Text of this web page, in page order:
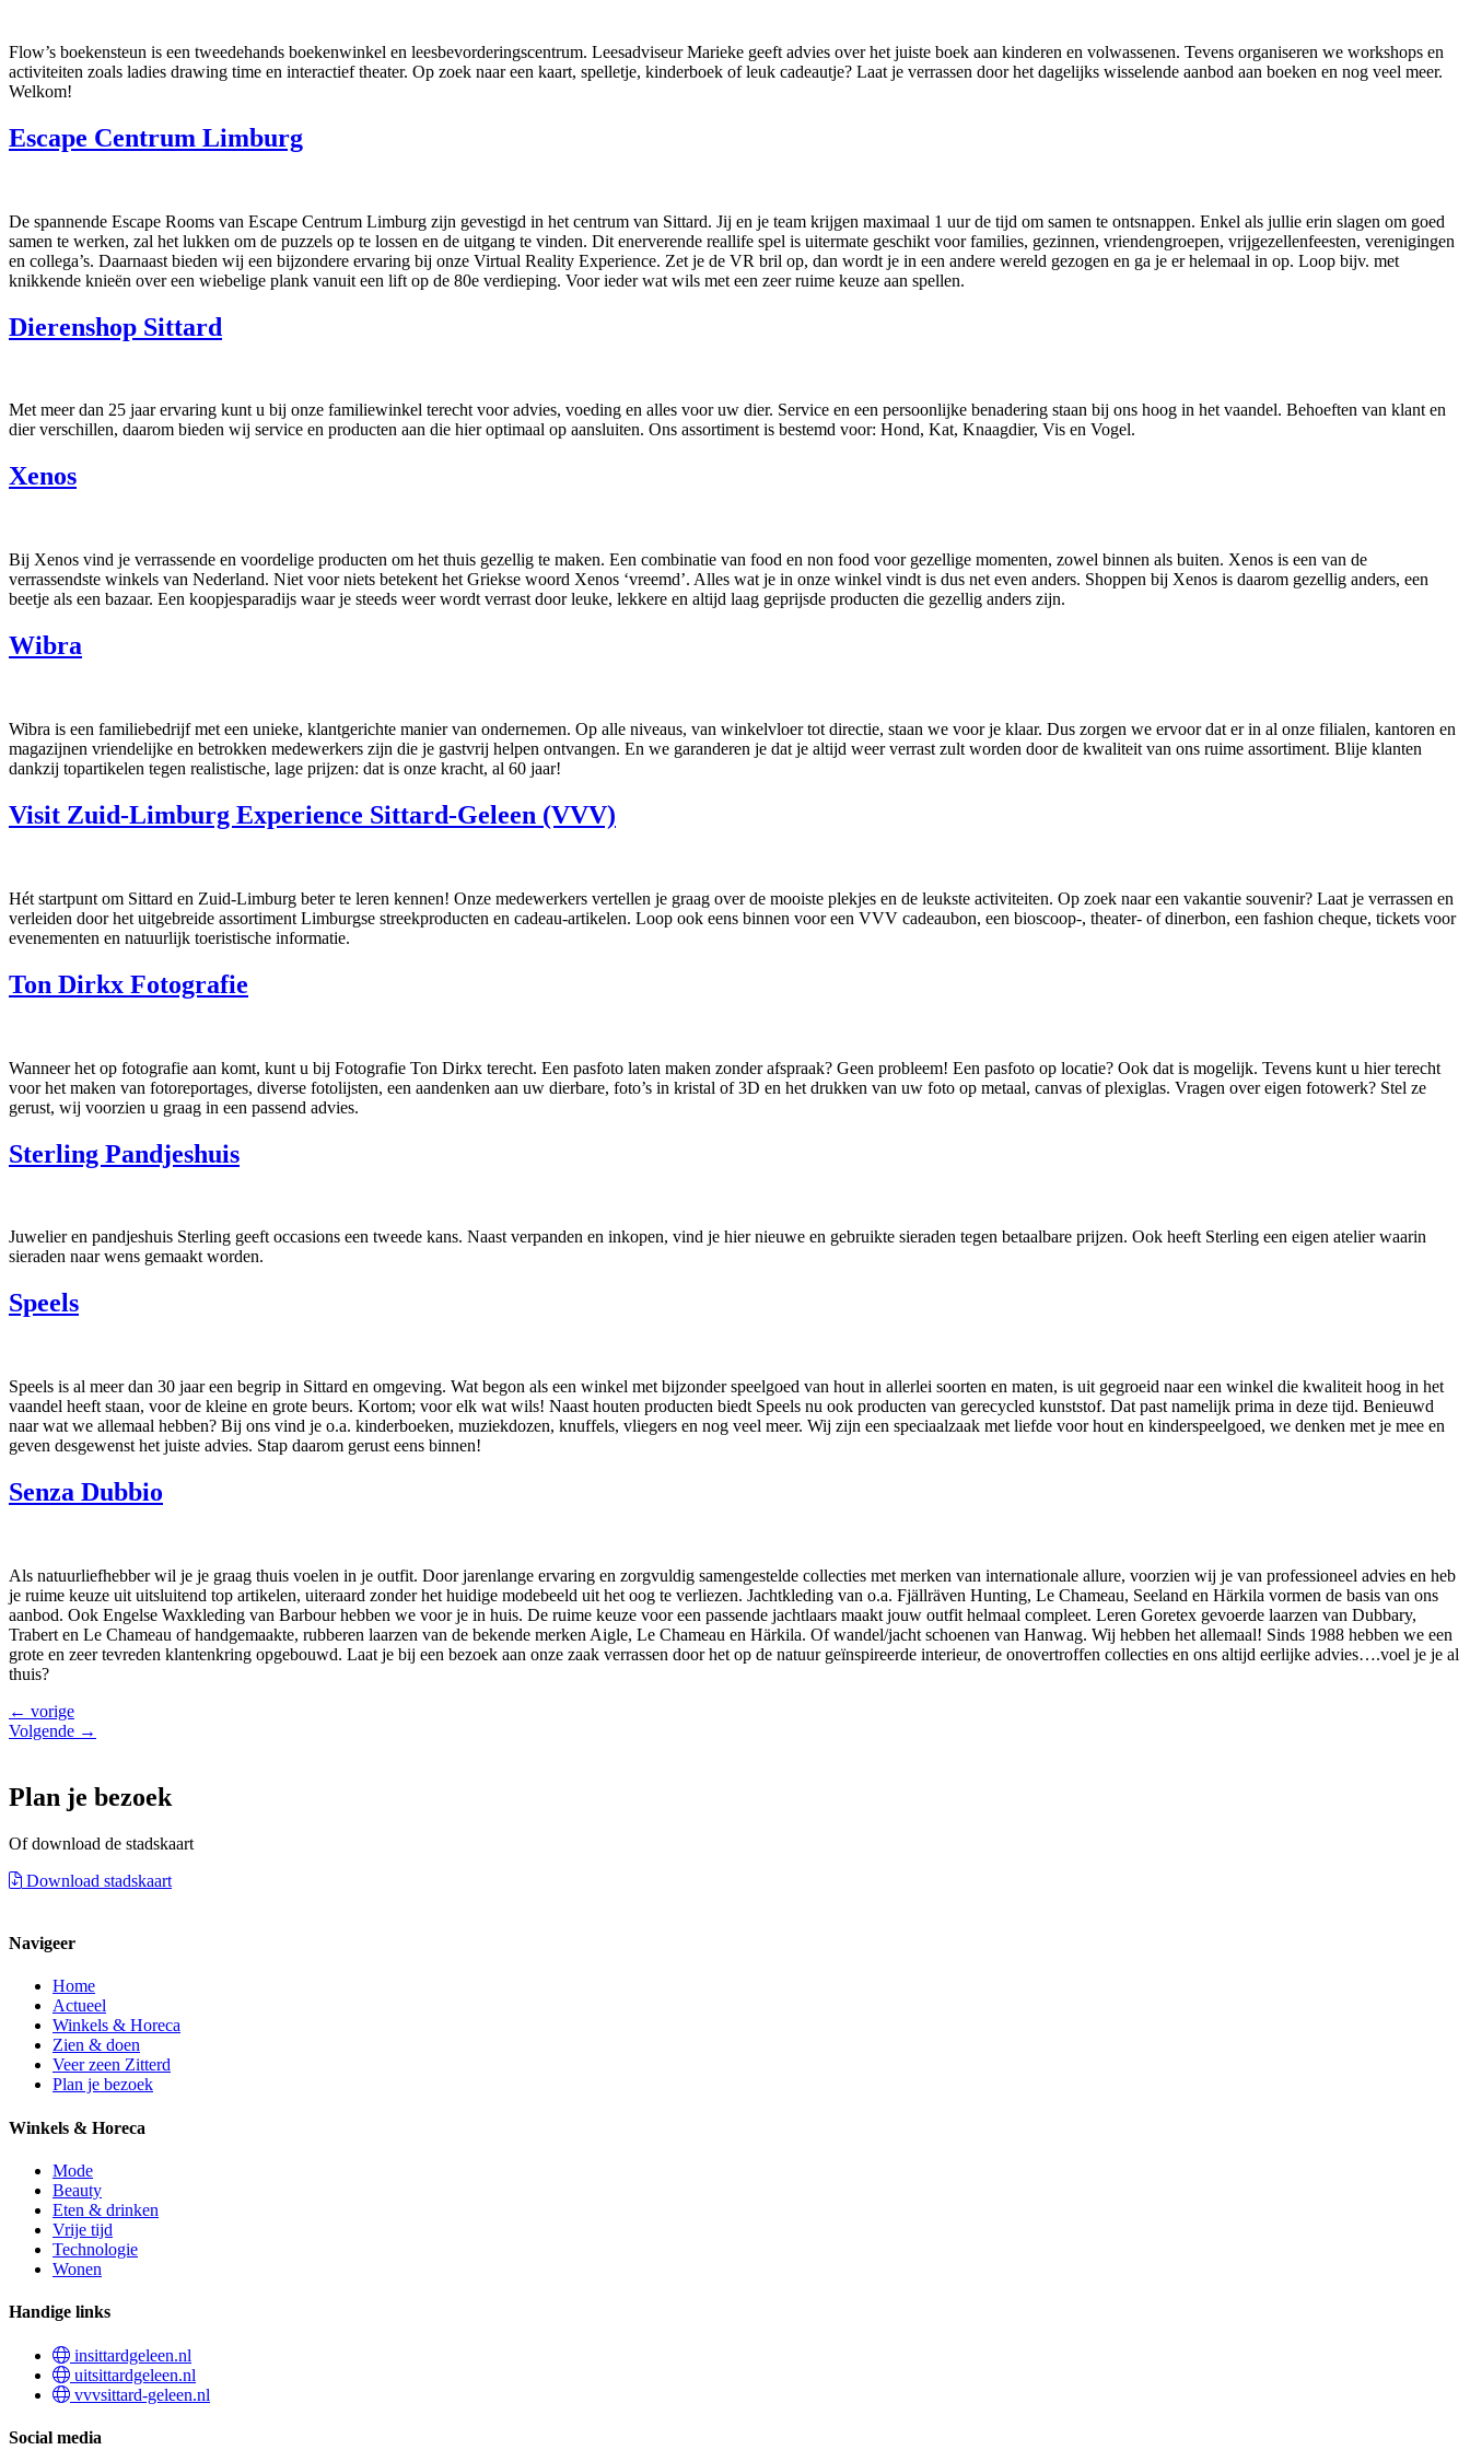
Flow’s boekensteun is een tweedehands boekenwinkel en leesbevorderingscentrum. Leesadviseur Marieke geeft advies over het juiste boek aan kinderen en volwassenen. Tevens organiseren we workshops en
activiteiten zoals ladies drawing time en interactief theater. Op zoek naar een kaart, spelletje, kinderboek of leuk cadeautje? Laat je verrassen door het dagelijks wisselende aanbod aan boeken en nog veel meer.
Welkom!
Escape Centrum Limburg
De spannende Escape Rooms van Escape Centrum Limburg zijn gevestigd in het centrum van Sittard. Jij en je team krijgen maximaal 1 uur de tijd om samen te ontsnappen. Enkel als jullie erin slagen om goed
samen te werken, zal het lukken om de puzzels op te lossen en de uitgang te vinden. Dit enerverende reallife spel is uitermate geschikt voor families, gezinnen, vriendengroepen, vrijgezellenfeesten, verenigingen
en collega’s. Daarnaast bieden wij een bijzondere ervaring bij onze Virtual Reality Experience. Zet je de VR bril op, dan wordt je in een andere wereld gezogen en ga je er helemaal in op. Loop bijv. met
knikkende knieën over een wiebelige plank vanuit een lift op de 80e verdieping. Voor ieder wat wils met een zeer ruime keuze aan spellen.
Dierenshop Sittard
Met meer dan 25 jaar ervaring kunt u bij onze familiewinkel terecht voor advies, voeding en alles voor uw dier. Service en een persoonlijke benadering staan bij ons hoog in het vaandel. Behoeften van klant en
dier verschillen, daarom bieden wij service en producten aan die hier optimaal op aansluiten. Ons assortiment is bestemd voor: Hond, Kat, Knaagdier, Vis en Vogel.
Xenos
Bij Xenos vind je verrassende en voordelige producten om het thuis gezellig te maken. Een combinatie van food en non food voor gezellige momenten, zowel binnen als buiten. Xenos is een van de
verrassendste winkels van Nederland. Niet voor niets betekent het Griekse woord Xenos ‘vreemd’. Alles wat je in onze winkel vindt is dus net even anders. Shoppen bij Xenos is daarom gezellig anders, een
beetje als een bazaar. Een koopjesparadijs waar je steeds weer wordt verrast door leuke, lekkere en altijd laag geprijsde producten die gezellig anders zijn.
Wibra
Wibra is een familiebedrijf met een unieke, klantgerichte manier van ondernemen. Op alle niveaus, van winkelvloer tot directie, staan we voor je klaar. Dus zorgen we ervoor dat er in al onze filialen, kantoren en
magazijnen vriendelijke en betrokken medewerkers zijn die je gastvrij helpen ontvangen. En we garanderen je dat je altijd weer verrast zult worden door de kwaliteit van ons ruime assortiment. Blije klanten
dankzij topartikelen tegen realistische, lage prijzen: dat is onze kracht, al 60 jaar!
Visit Zuid-Limburg Experience Sittard-Geleen (VVV)
Hét startpunt om Sittard en Zuid-Limburg beter te leren kennen! Onze medewerkers vertellen je graag over de mooiste plekjes en de leukste activiteiten. Op zoek naar een vakantie souvenir? Laat je verrassen en
verleiden door het uitgebreide assortiment Limburgse streekproducten en cadeau-artikelen. Loop ook eens binnen voor een VVV cadeaubon, een bioscoop-, theater- of dinerbon, een fashion cheque, tickets voor
evenementen en natuurlijk toeristische informatie.
Ton Dirkx Fotografie
Wanneer het op fotografie aan komt, kunt u bij Fotografie Ton Dirkx terecht. Een pasfoto laten maken zonder afspraak? Geen probleem! Een pasfoto op locatie? Ook dat is mogelijk. Tevens kunt u hier terecht
voor het maken van fotoreportages, diverse fotolijsten, een aandenken aan uw dierbare, foto’s in kristal of 3D en het drukken van uw foto op metaal, canvas of plexiglas. Vragen over eigen fotowerk? Stel ze
gerust, wij voorzien u graag in een passend advies.
Sterling Pandjeshuis
Juwelier en pandjeshuis Sterling geeft occasions een tweede kans. Naast verpanden en inkopen, vind je hier nieuwe en gebruikte sieraden tegen betaalbare prijzen. Ook heeft Sterling een eigen atelier waarin
sieraden naar wens gemaakt worden.
Speels
Speels is al meer dan 30 jaar een begrip in Sittard en omgeving. Wat begon als een winkel met bijzonder speelgoed van hout in allerlei soorten en maten, is uit gegroeid naar een winkel die kwaliteit hoog in het
vaandel heeft staan, voor de kleine en grote beurs. Kortom; voor elk wat wils! Naast houten producten biedt Speels nu ook producten van gerecycled kunststof. Dat past namelijk prima in deze tijd. Benieuwd
naar wat we allemaal hebben? Bij ons vind je o.a. kinderboeken, muziekdozen, knuffels, vliegers en nog veel meer. Wij zijn een speciaalzaak met liefde voor hout en kinderspeelgoed, we denken met je mee en
geven desgewenst het juiste advies. Stap daarom gerust eens binnen!
Senza Dubbio
Als natuurliefhebber wil je je graag thuis voelen in je outfit. Door jarenlange ervaring en zorgvuldig samengestelde collecties met merken van internationale allure, voorzien wij je van professioneel advies en heb
je ruime keuze uit uitsluitend top artikelen, uiteraard zonder het huidige modebeeld uit het oog te verliezen. Jachtkleding van o.a. Fjällräven Hunting, Le Chameau, Seeland en Härkila vormen de basis van ons
aanbod. Ook Engelse Waxkleding van Barbour hebben we voor je in huis. De ruime keuze voor een passende jachtlaars maakt jouw outfit helmaal compleet. Leren Goretex gevoerde laarzen van Dubbary,
Trabert en Le Chameau of handgemaakte, rubberen laarzen van de bekende merken Aigle, Le Chameau en Härkila. Of wandel/jacht schoenen van Hanwag. Wij hebben het allemaal! Sinds 1988 hebben we een
grote en zeer tevreden klantenkring opgebouwd. Laat je bij een bezoek aan onze zaak verrassen door het op de natuur geïnspireerde interieur, de onovertroffen collecties en ons altijd eerlijke advies….voel je je al
thuis?
← vorige
Volgende →
Plan je bezoek
Of download de stadskaart
Download stadskaart
Navigeer
Home
Actueel
Winkels & Horeca
Zien & doen
Veer zeen Zitterd
Plan je bezoek
Winkels & Horeca
Mode
Beauty
Eten & drinken
Vrije tijd
Technologie
Wonen
Handige links
insittardgeleen.nl
uitsittardgeleen.nl
vvvsittard-geleen.nl
Social media